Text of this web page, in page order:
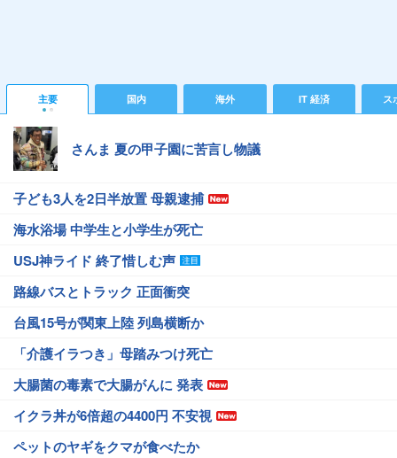
主要 国内 海外 IT 経済 ス
さんま 夏の甲子園に苦言し物議
子ども3人を2日半放置 母親逮捕
海水浴場 中学生と小学生が死亡
USJ神ライド 終了惜しむ声
路線バスとトラック 正面衝突
台風15号が関東上陸 列島横断か
「介護イラつき」母踏みつけ死亡
大腸菌の毒素で大腸がんに 発表
イクラ丼が6倍超の4400円 不安視
ペットのヤギをクマが食べたか